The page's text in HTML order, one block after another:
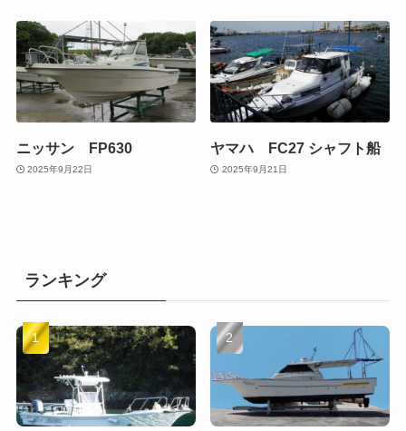
ニッサン FP630
2025年9月22日
ヤマハ FC27 シャフト船
2025年9月21日
ランキング